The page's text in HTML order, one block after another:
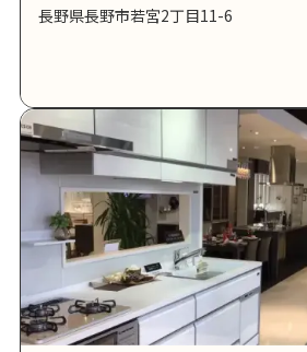
長野県長野市若宮2丁目11-6